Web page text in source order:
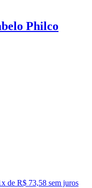
Philco
x de R$ 73,58 sem juros